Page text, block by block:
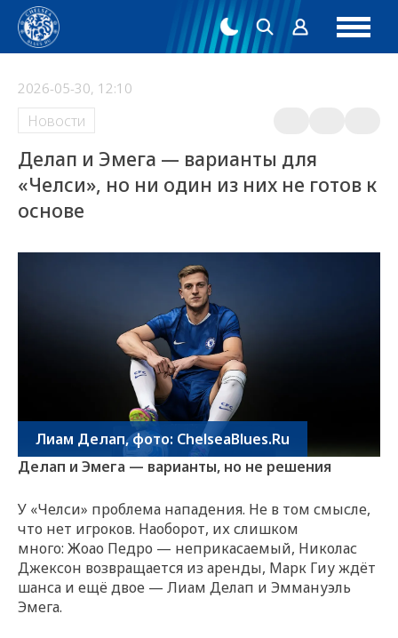
2026-05-30, 12:10
Новости
Делап и Эмега — варианты для
«Челси», но ни один из них не готов к
основе
Лиам Делап, фото: ChelseaBlues.Ru
Делап и Эмега — варианты, но не решения
У «Челси» проблема нападения. Не в том смысле,
что нет игроков. Наоборот, их слишком
много: Жоао Педро — неприкасаемый, Николас
Джексон возвращается из аренды, Марк Гиу ждёт
шанса и ещё двое — Лиам Делап и Эммануэль
Эмега.